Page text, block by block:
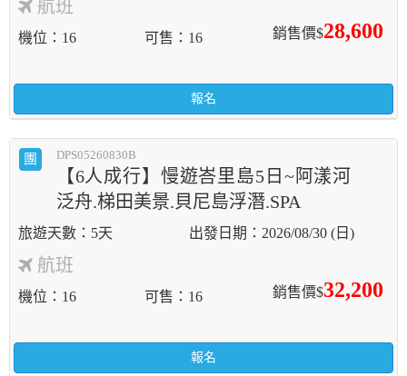
航班
銷售價$28,600
機位 16 可售 16
報名
團 DPS05260830B
【6人成行】慢遊峇里島5日~阿漾河
泛舟.梯田美景.貝尼島浮潛.SPA
5天 2026/08/30 (日)
航班
銷售價$32,200
機位 16 可售 16
報名